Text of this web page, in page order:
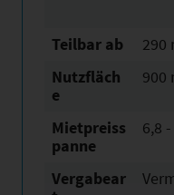
Teilbar ab
290
Nutzfläch
e
900
Mietpreiss
panne
6,8
Vergabear